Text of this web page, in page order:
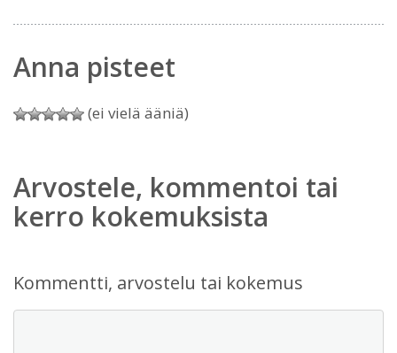
Anna pisteet
(ei vielä ääniä)
Arvostele, kommentoi tai
kerro kokemuksista
Kommentti, arvostelu tai kokemus